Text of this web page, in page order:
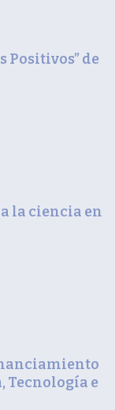
Positivos” de
la ciencia en
Tecnología e